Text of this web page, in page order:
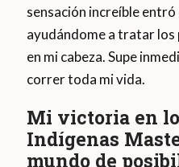
sensación increíble entró
ayudándome a tratar
en mi cabeza. Supe
correr toda mi vida.
Mi victoria en
Indígenas
mundo de